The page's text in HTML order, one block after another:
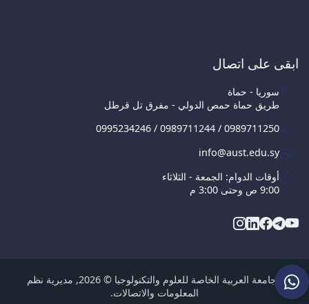
ابقى على اتصال
سوريا - حماة
طريق حماة حمص الدولي - مفرق تل قرطل
0995234246 / 0989711244 / 0989711250
info@aust.edu.sy
أوقات الدوام: الجمعة - الثلاثاء
9:00 ص وحتى 3:00 م
الجامعة العربية الخاصة للعلوم والتكنولوجيا © 2026, مديرية نظم
المعلومات والاتصالات.